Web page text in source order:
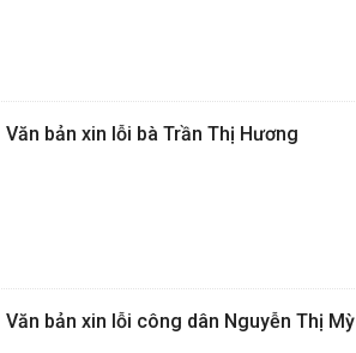
Văn bản xin lỗi bà Trần Thị Hương
Văn bản xin lỗi công dân Nguyễn Thị Mỳ